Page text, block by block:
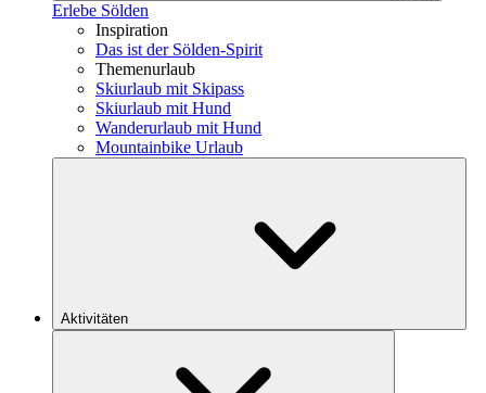
Erlebe Sölden
Inspiration
Das ist der Sölden-Spirit
Themenurlaub
Skiurlaub mit Skipass
Skiurlaub mit Hund
Wanderurlaub mit Hund
Mountainbike Urlaub
Aktivitäten